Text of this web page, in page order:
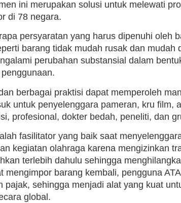
ini merupakan solusi untuk melewati
di 78 negara.
persyaratan yang harus dipenuhi oleh
barang tidak mudah rusak dan mudah
perubahan substansial dalam
berbagai praktisi dapat memperoleh
untuk penyelenggara pameran, kru film,
profesional, dokter bedah, peneliti, dan
fasilitator yang baik saat
kegiatan olahraga karena mengizinkan
terlebih dahulu sehingga
mengimpor barang kembali, pengguna
pajak, sehingga menjadi alat yang kuat
global.